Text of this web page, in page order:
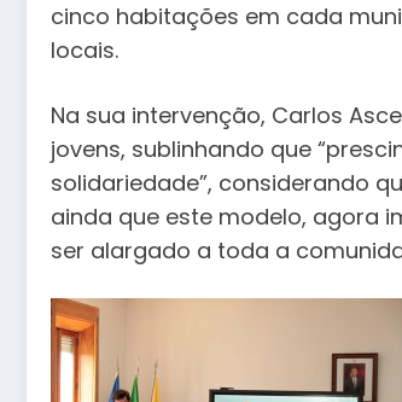
cinco habitações em cada
locais.
Na sua intervenção, Carlos
jovens, sublinhando que
solidariedade”, considerando
ainda que este modelo, agora
ser alargado a toda a